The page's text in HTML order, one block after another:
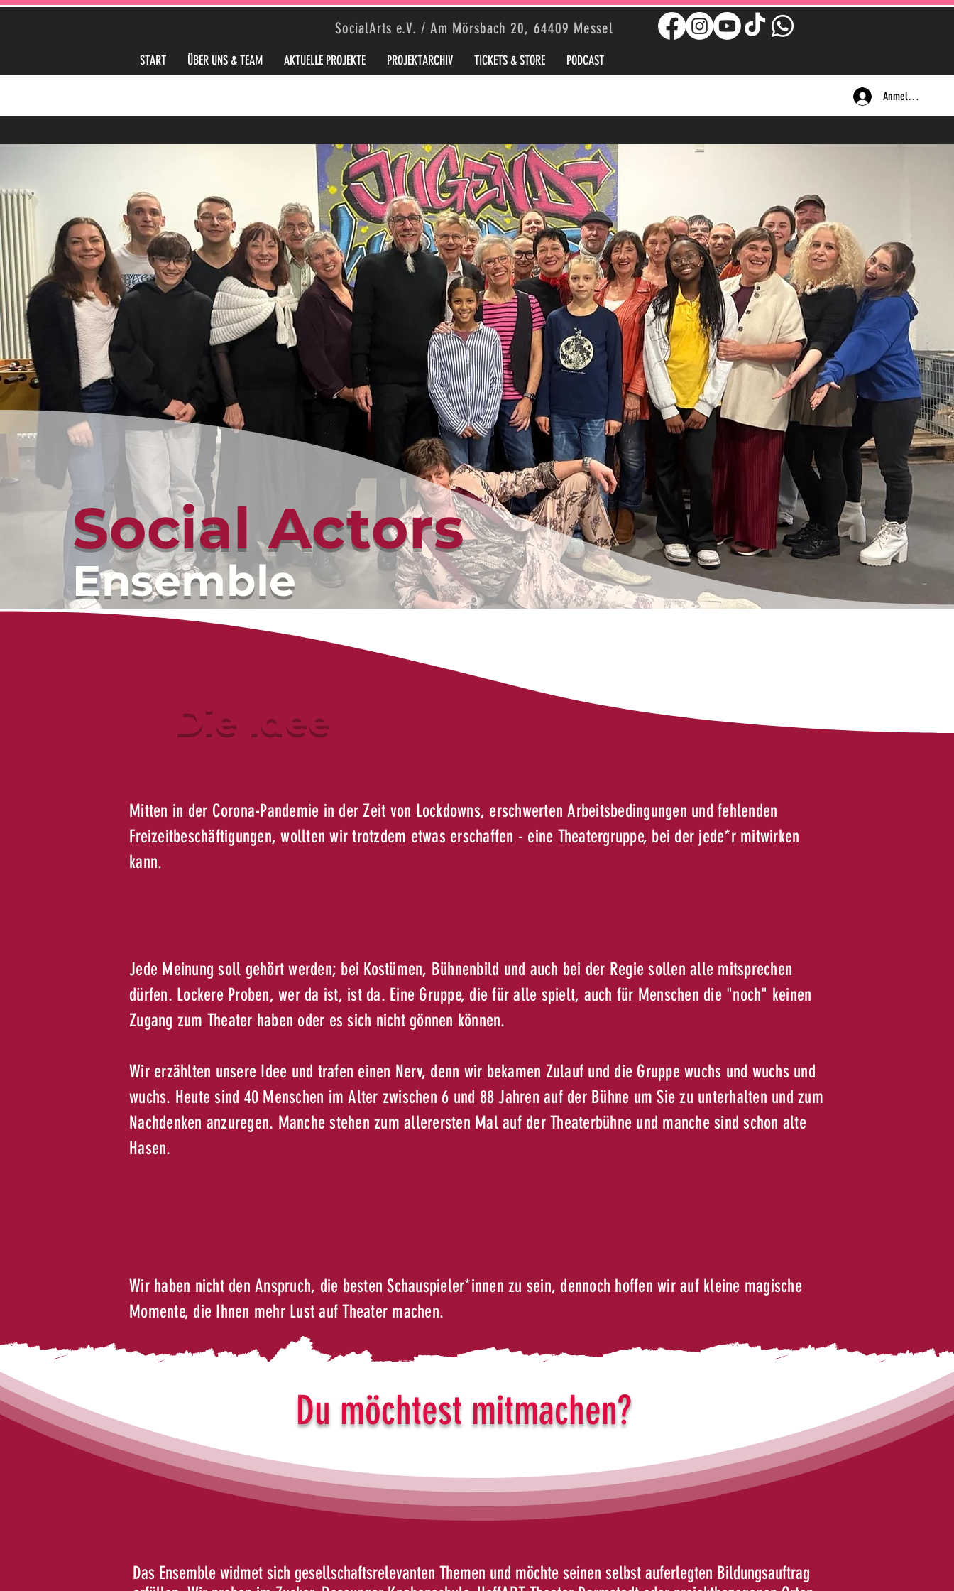
SocialArts e.V. / Am Mörsbach 20, 64409 Messel
START ÜBER UNS & TEAM AKTUELLE PROJEKTE PROJEKTARCHIV TICKETS & STORE PODCAST
Anmelden
Social Actors
Ensemble
Die Idee
Mitten in der Corona-Pandemie in der Zeit von Lockdowns, erschwerten Arbeitsbedingungen und fehlenden
Freizeitbeschäftigungen, wollten wir trotzdem etwas erschaffen - eine Theatergruppe, bei der jede*r mitwirken
kann.
Jede Meinung soll gehört werden; bei Kostümen, Bühnenbild und auch bei der Regie sollen alle mitsprechen
dürfen. Lockere Proben, wer da ist, ist da. Eine Gruppe, die für alle spielt, auch für Menschen die "noch" keinen
Zugang zum Theater haben oder es sich nicht gönnen können.
Wir erzählten unsere Idee und trafen einen Nerv, denn wir bekamen Zulauf und die Gruppe wuchs und wuchs und
wuchs. Heute sind 40 Menschen im Alter zwischen 6 und 88 Jahren auf der Bühne um Sie zu unterhalten und zum
Nachdenken anzuregen. Manche stehen zum allerersten Mal auf der Theaterbühne und manche sind schon alte
Hasen.
Wir haben nicht den Anspruch, die besten Schauspieler*innen zu sein, dennoch hoffen wir auf kleine magische
Momente, die Ihnen mehr Lust auf Theater machen.
Du möchtest mitmachen?
​​​Das Ensemble widmet sich gesellschaftsrelevanten Themen und möchte seinen selbst auferlegten Bildungsauftrag